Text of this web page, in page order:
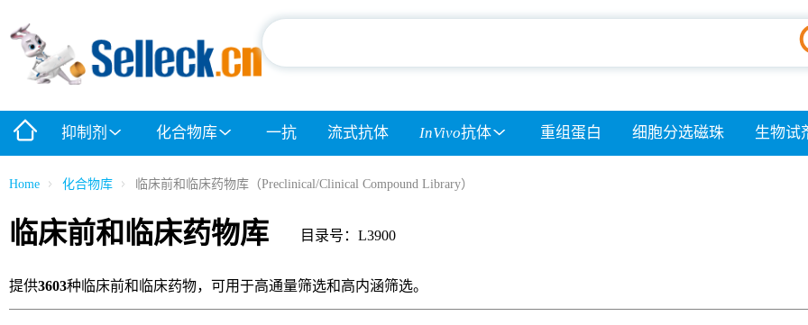
抑制剂 化合物库 一抗 流式抗体 InVivo抗体 重组蛋白 细胞分选磁珠 生物试
Home 化合物库 临床前和临床药物库（Preclinical/Clinical Compound Library）
临床前和临床药物库 目录号：L3900
提供3603种临床前和临床药物，可用于高通量筛选和高内涵筛选。